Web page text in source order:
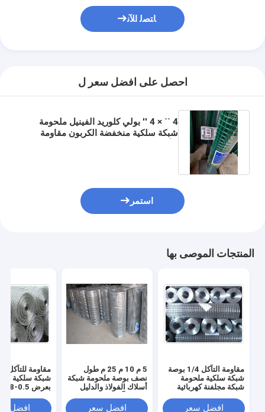
ﺎﺘﺼﻟ ﺍﻶﻧ
احصل على افضل سعر ل
4 `` × 4 '' بولي كلوريد الفينيل ملحومة
شبكة سلكية منخفضة الكربون مقاومة
استمر
المنتجات الموصى بها
مقاومة التآكل 1/4 بوصة
شبكة سلكية ملحومة
شبكة مجلفنة كهربائية
افضل سعر
5 م 10 م 25 م طول
نصف بوصة ملحومة شبكة
أسلاك الفولاذ والدليل
افضل سعر
شبكة سلكية
المجلفنافضل